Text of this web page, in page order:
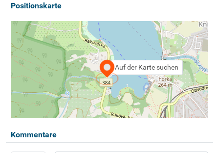
Positionskarte
Auf der Karte suchen
Kommentare